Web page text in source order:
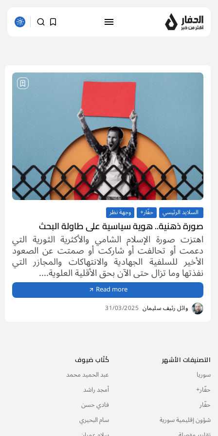
السلايد الرئيسي حفّار+ وجهة نظر
صورة ذهنية.. هوية سياسية على طاولة البحث
اهتزت صورة الإسلام الشامي والأكثرية الثورية التي
دعمت أو تحالفت أو شاركت أو صمتت عن الصعود
الأخير للسلفية الجهادية والانتهاكات والمجازر التي
نفذتها وما تزال حتى الآن بحق الأقلية العلوية....
Read more
وائل رئيف سليمان 31/03/2025
التصنيفات الأشهر
سوريا
حفّار+
حفّار
شؤون إقليمية سورية
كُتّاب ضيوف
عبد الحميد محمد
أمجد راشد
فادي حسن
سام البحيري